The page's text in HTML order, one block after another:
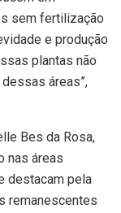
sem fertilização
e produção
plantas não
áreas”,
Bes da Rosa,
nas áreas
destacam pela
remanescentes